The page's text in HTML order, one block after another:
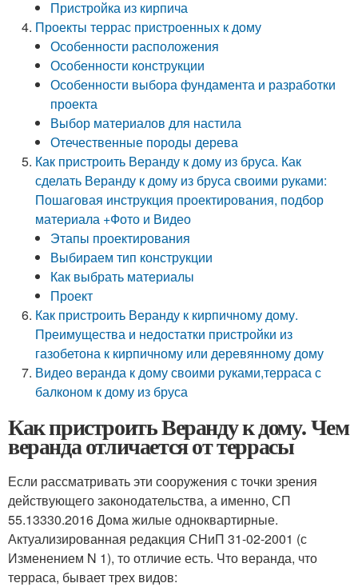
Пристройка из кирпича
Проекты террас пристроенных к дому
Особенности расположения
Особенности конструкции
Особенности выбора фундамента и разработки
проекта
Выбор материалов для настила
Отечественные породы дерева
Как пристроить Веранду к дому из бруса. Как
сделать Веранду к дому из бруса своими руками:
Пошаговая инструкция проектирования, подбор
материала +Фото и Видео
Этапы проектирования
Выбираем тип конструкции
Как выбрать материалы
Проект
Как пристроить Веранду к кирпичному дому.
Преимущества и недостатки пристройки из
газобетона к кирпичному или деревянному дому
Видео веранда к дому своими руками,терраса с
балконом к дому из бруса
Как пристроить Веранду к дому. Чем
веранда отличается от террасы
Если рассматривать эти сооружения с точки зрения
действующего законодательства, а именно, СП
55.13330.2016 Дома жилые одноквартирные.
Актуализированная редакция СНиП 31-02-2001 (с
Изменением N 1), то отличие есть. Что веранда, что
терраса, бывает трех видов: